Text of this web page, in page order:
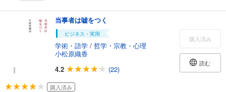
当事者は嘘をつく
ビジネス・実用
学術・語学 / 哲学・宗教・心理
小松原織香
4.2
(22)
購入済み
読む
購入済み